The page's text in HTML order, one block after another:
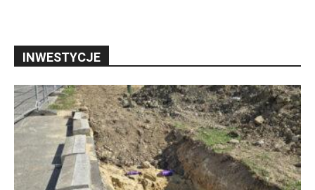
INWESTYCJE